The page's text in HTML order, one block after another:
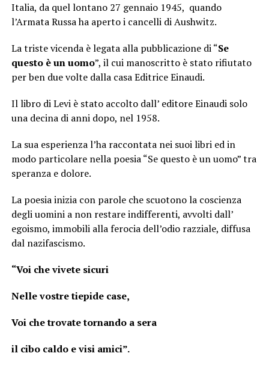
Italia, da quel lontano 27 gennaio 1945, quando
l’Armata Russa ha aperto i cancelli di Aushwitz.
La triste vicenda è legata alla pubblicazione di “Se
questo è un uomo”, il cui manoscritto è stato rifiutato
per ben due volte dalla casa Editrice Einaudi.
Il libro di Levi è stato accolto dall’ editore Einaudi solo
una decina di anni dopo, nel 1958.
La sua esperienza l’ha raccontata nei suoi libri ed in
modo particolare nella poesia “Se questo è un uomo” tra
speranza e dolore.
La poesia inizia con parole che scuotono la coscienza
degli uomini a non restare indifferenti, avvolti dall’
egoismo, immobili alla ferocia dell’odio razziale, diffusa
dal nazifascismo.
“Voi che vivete sicuri
Nelle vostre tiepide case,
Voi che trovate tornando a sera
il cibo caldo e visi amici”.